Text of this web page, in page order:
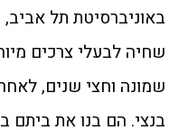
באוניברסיטת תל
שחיה לבעלי צרכים
שמונה וחצי שנים,